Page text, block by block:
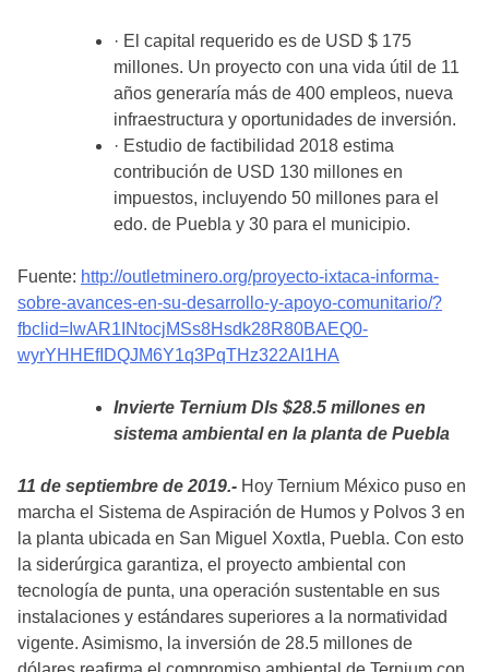
· El capital requerido es de USD $ 175
millones. Un proyecto con una vida útil de 11
años generaría más de 400 empleos, nueva
infraestructura y oportunidades de inversión.
· Estudio de factibilidad 2018 estima
contribución de USD 130 millones en
impuestos, incluyendo 50 millones para el
edo. de Puebla y 30 para el municipio.
Fuente: http://outletminero.org/proyecto-ixtaca-informa-
sobre-avances-en-su-desarrollo-y-apoyo-comunitario/?
fbclid=IwAR1INtocjMSs8Hsdk28R80BAEQ0-
wyrYHHEfIDQJM6Y1q3PqTHz322AI1HA
Invierte Ternium Dls $28.5 millones en
sistema ambiental en la planta de Puebla
11 de septiembre de 2019.- Hoy Ternium México puso en
marcha el Sistema de Aspiración de Humos y Polvos 3 en
la planta ubicada en San Miguel Xoxtla, Puebla. Con esto
la siderúrgica garantiza, el proyecto ambiental con
tecnología de punta, una operación sustentable en sus
instalaciones y estándares superiores a la normatividad
vigente. Asimismo, la inversión de 28.5 millones de